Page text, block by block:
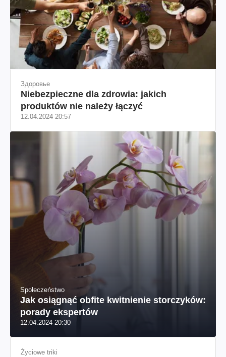
Здоровье
Niebezpieczne dla zdrowia: jakich
produktów nie należy łączyć
12.04.2024 20:57
Społeczeństwo
Jak osiągnąć obfite kwitnienie storczyków:
porady ekspertów
12.04.2024 20:30
Życiowe triki